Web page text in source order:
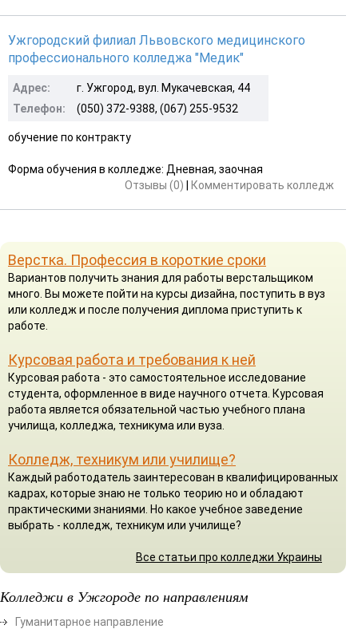
Ужгородский филиал Львовского медицинского
профессионального колледжа "Медик"
Адрес:
г. Ужгород, вул. Мукачевская, 44
Телефон:
(050) 372-9388, (067) 255-9532
обучение по контракту
Форма обучения в колледже: Дневная, заочная
Отзывы (0)
Комментировать колледж
Верстка. Профессия в короткие сроки
Вариантов получить знания для работы верстальщиком
много. Вы можете пойти на курсы дизайна, поступить в вуз
или колледж и после получения диплома приступить к
работе.
Курсовая работа и требования к ней
Курсовая работа - это самостоятельное исследование
студента, оформленное в виде научного отчета. Курсовая
работа является обязательной частью учебного плана
училища, колледжа, техникума или вуза.
Колледж, техникум или училище?
Каждый работодатель заинтересован в квалифицированных
кадрах, которые знаю не только теорию но и обладают
практическими знаниями. Но какое учебное заведение
выбрать - колледж, техникум или училище?
Все статьи про колледжи Украины
Колледжи в Ужгороде по направлениям
Гуманитарное направление